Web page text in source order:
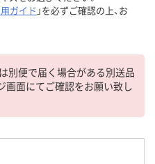
ガイド 」を必ずご確認の上、お
別便で届く場合がある別送品
画面にてご確認をお願い致し